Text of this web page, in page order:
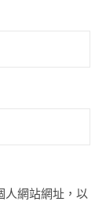
人網站網址，以